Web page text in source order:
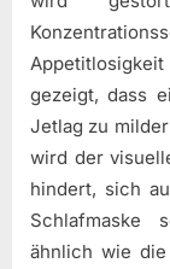
gezeigt, dass
Jetlag zu
wird der
hindert, sich
Schlafmaske
ähnlich wie